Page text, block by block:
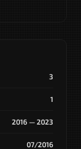
3
1
2016 — 2023
07/2016